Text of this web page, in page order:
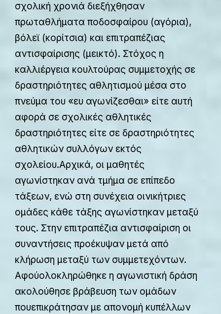
σχολική χρονιά διεξήχθησαν
πρωταθλήματα ποδοσφαίρου (αγόρια),
βόλεϊ (κορίτσια) και επιτραπέζιας
αντισφαίρισης (μεικτό). Στόχος η
καλλιέργεια κουλτούρας συμμετοχής σε
δραστηριότητες αθλητισμού μέσα στο
πνεύμα του «ευ αγωνίζεσθαι» είτε αυτή
αφορά σε σχολικές αθλητικές
δραστηριότητες είτε σε δραστηριότητες
αθλητικών συλλόγων εκτός
σχολείου.Αρχικά, οι μαθητές
αγωνίστηκαν ανά τμήμα σε επίπεδο
τάξεων, ενώ στη συνέχεια οινικήτριες
ομάδες κάθε τάξης αγωνίστηκαν μεταξύ
τους. Στην επιτραπέζια αντισφαίριση οι
συναντήσεις προέκυψαν μετά από
κλήρωση μεταξύ των συμμετεχόντων.
Αφούολοκληρώθηκε η αγωνιστική δράση
ακολούθησε βράβευση των ομάδων
πουεπικράτησαν με απονομή κυπέλλων